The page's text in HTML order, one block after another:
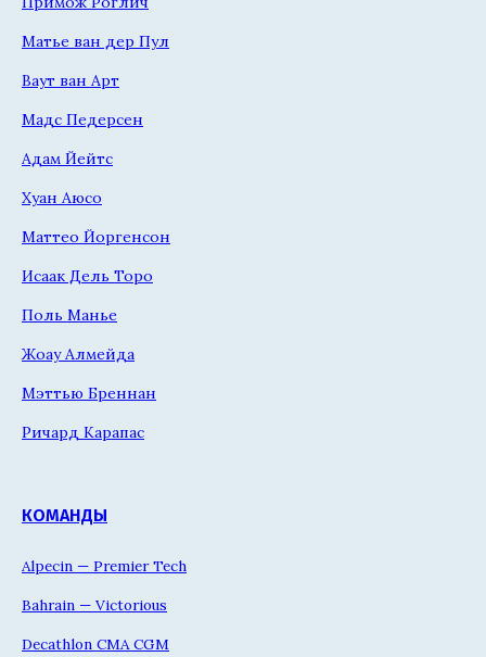
Матье ван дер Пул
Ваут ван Арт
Мадс Педерсен
Адам Йейтс
Хуан Аюсо
Маттео Йоргенсон
Исаак Дель Торо
Поль Манье
Жоау Алмейда
Мэттью Бреннан
Ричард Карапас
КОМАНДЫ
Alpecin — Premier Tech
Bahrain — Victorious
Decathlon CMA CGM